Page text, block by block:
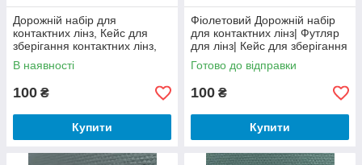
Дорожній набір для
контактних лінз, Кейс для
зберігання контактних лінз,
Футляр для лінз
В наявності
100 ₴
Купити
Фіолетовий Дорожній набір
для контактних лінз| Футляр
для лінз| Кейс для зберігання
контактних лінз
Готово до відправки
100 ₴
Купити